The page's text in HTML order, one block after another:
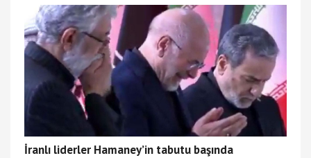
İranlı liderler Hamaney’in tabutu başında